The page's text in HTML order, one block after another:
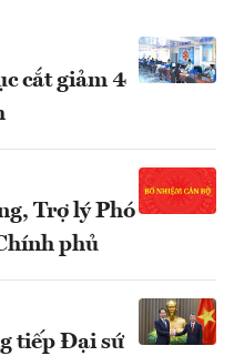
cắt giảm 4
Trợ lý Phó
phủ
tiếp Đại sứ